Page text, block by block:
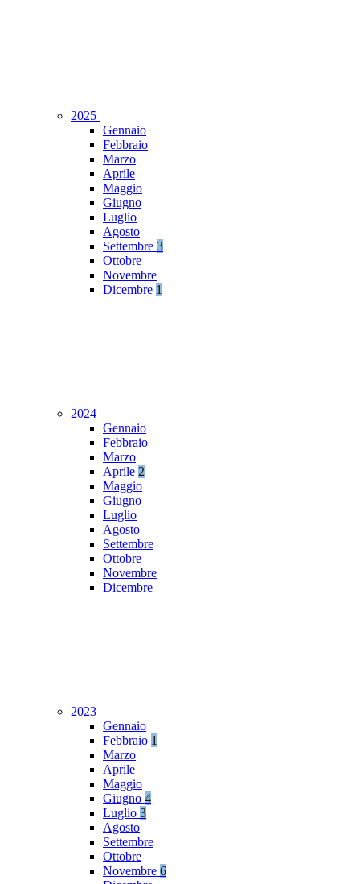
2025
Gennaio
Febbraio
Marzo
Aprile
Maggio
Giugno
Luglio
Agosto
Settembre 3
Ottobre
Novembre
Dicembre 1
2024
Gennaio
Febbraio
Marzo
Aprile 2
Maggio
Giugno
Luglio
Agosto
Settembre
Ottobre
Novembre
Dicembre
2023
Gennaio
Febbraio 1
Marzo
Aprile
Maggio
Giugno 4
Luglio 3
Agosto
Settembre
Ottobre
Novembre 6